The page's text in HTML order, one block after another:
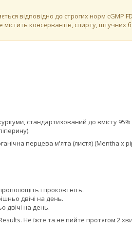
відповідно до строгих норм
містить консервантів, спирту, штучних
стандартизований до вмісту
перцева м'ята (листя) (Mentha x
і проковтніть.
двічі на день.
двічі на день.
Не їжте та не пийте протягом 2